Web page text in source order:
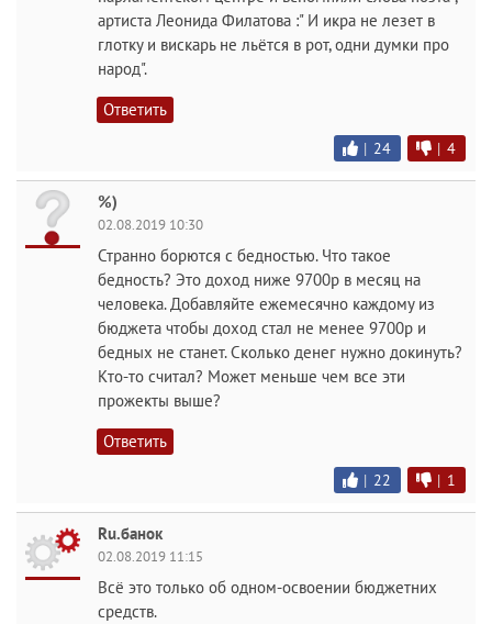
артиста Леонида Филатова :" И икра не лезет в
глотку и вискарь не льётся в рот, одни думки про
народ".
Ответить
| 24 | 4
%)
02.08.2019 10:30
Странно борются с бедностью. Что такое
бедность? Это доход ниже 9700р в месяц на
человека. Добавляйте ежемесячно каждому из
бюджета чтобы доход стал не менее 9700р и
бедных не станет. Сколько денег нужно докинуть?
Кто-то считал? Может меньше чем все эти
прожекты выше?
Ответить
| 22 | 1
Ru.банок
02.08.2019 11:15
Всё это только об одном-освоении бюджетних
средств.